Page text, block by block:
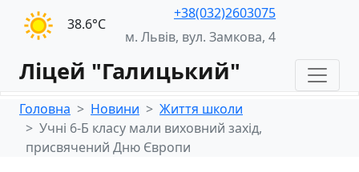
38.6°С
+38(032)2603075
м. Львів, вул. Замкова, 4
Ліцей "Галицький"
Головна Новини
Життя школи
Учні 6-Б класу мали виховний захід,
присвячений Дню Європи